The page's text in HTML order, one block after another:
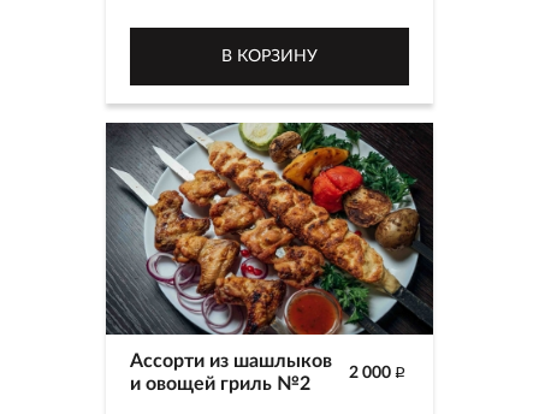
В КОРЗИНУ
2 000 p
Ассорти из шашлыков
и овощей гриль №2